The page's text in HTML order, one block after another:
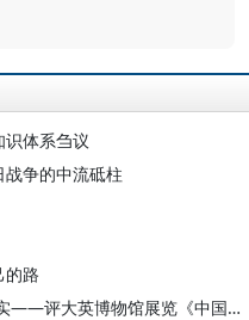
体系刍议
争的中流砥柱
的路
夏春涛 崔志海：被扭曲的史观与史实——评大英博物馆展览《中国的隐秘世纪（1796—1912）》